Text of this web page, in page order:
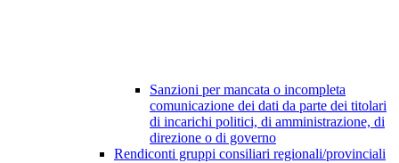
Sanzioni per mancata o incompleta
comunicazione dei dati da parte dei titolari
di incarichi politici, di amministrazione, di
direzione o di governo
Rendiconti gruppi consiliari regionali/provinciali